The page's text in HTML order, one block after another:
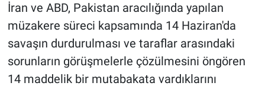
İran ve ABD, Pakistan aracılığında yapılan
müzakere süreci kapsamında 14 Haziran'da
savaşın durdurulması ve taraflar arasındaki
sorunların görüşmelerle çözülmesini öngören
14 maddelik bir mutabakata vardıklarını